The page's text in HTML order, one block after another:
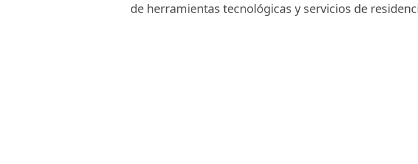
de herramientas tecnológicas y servicios de